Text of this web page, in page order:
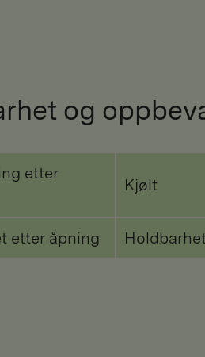
og
etter
Kjølt
etter åpning